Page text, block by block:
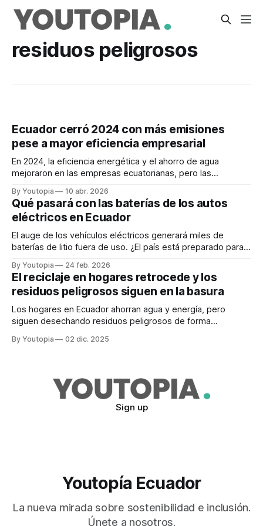
residuos peligrosos
Ecuador cerró 2024 con más emisiones
pese a mayor eficiencia empresarial
En 2024, la eficiencia energética y el ahorro de agua
mejoraron en las empresas ecuatorianas, pero las
By Youtopia 10 abr. 2026
Qué pasará con las baterías de los autos
eléctricos en Ecuador
El auge de los vehículos eléctricos generará miles de
baterías de litio fuera de uso. ¿El país está preparado para
By Youtopia 24 feb. 2026
El reciclaje en hogares retrocede y los
residuos peligrosos siguen en la basura
Los hogares en Ecuador ahorran agua y energía, pero
siguen desechando residuos peligrosos de forma
By Youtopia 02 dic. 2025
Sign up
Youtopía Ecuador
La nueva mirada sobre sostenibilidad e inclusión.
Únete a nosotros.